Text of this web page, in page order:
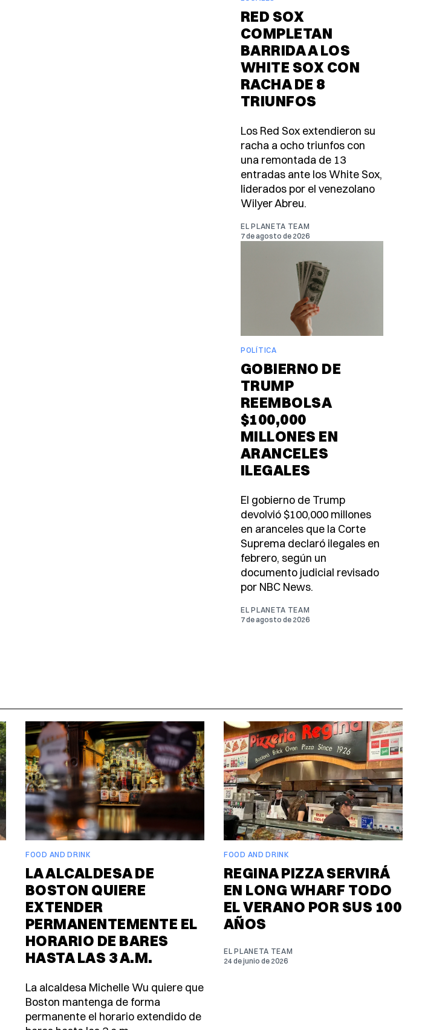
RED SOX
COMPLETAN
BARRIDA A LOS
WHITE SOX CON
RACHA DE 8
TRIUNFOS
Los Red Sox extendieron su
racha a ocho triunfos con
una remontada de 13
entradas ante los White Sox,
liderados por el venezolano
Wilyer Abreu.
EL PLANETA TEAM
7 de agosto de 2026
POLÍTICA
GOBIERNO DE
TRUMP
REEMBOLSA
$100,000
MILLONES EN
ARANCELES
ILEGALES
El gobierno de Trump
devolvió $100,000 millones
en aranceles que la Corte
Suprema declaró ilegales en
febrero, según un
documento judicial revisado
por NBC News.
EL PLANETA TEAM
7 de agosto de 2026
FOOD AND DRINK
LA ALCALDESA DE
BOSTON QUIERE
EXTENDER
PERMANENTEMENTE EL
HORARIO DE BARES
HASTA LAS 3 A.M.
La alcaldesa Michelle Wu quiere que
Boston mantenga de forma
permanente el horario extendido de
FOOD AND DRINK
REGINA PIZZA SERVIRÁ
EN LONG WHARF TODO
EL VERANO POR SUS 100
AÑOS
EL PLANETA TEAM
24 de junio de 2026